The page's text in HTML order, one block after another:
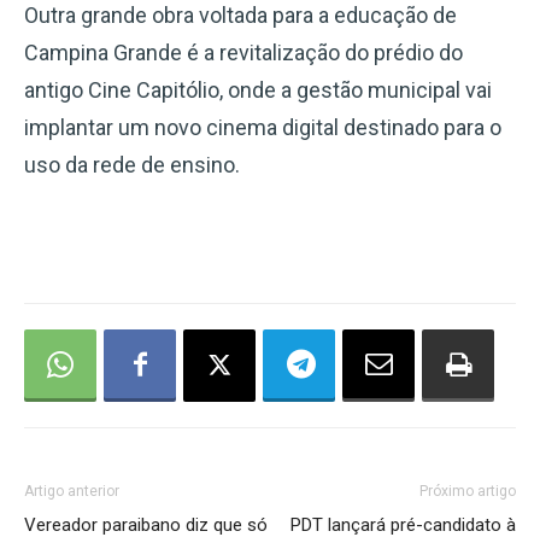
Outra grande obra voltada para a educação de
Campina Grande é a revitalização do prédio do
antigo Cine Capitólio, onde a gestão municipal vai
implantar um novo cinema digital destinado para o
uso da rede de ensino.
Artigo anterior
Vereador paraibano diz que só
Próximo artigo
PDT lançará pré-candidato à